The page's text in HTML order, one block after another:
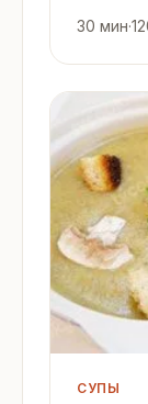
30 мин·
СУПЫ